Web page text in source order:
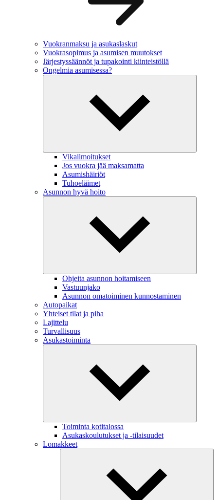
Vuokranmaksu ja asukaslaskut
Vuokrasopimus ja asumisen muutokset
Järjestyssäännöt ja tupakointi kiinteistöllä
Ongelmia asumisessa?
Vikailmoitukset
Jos vuokra jää maksamatta
Asumishäiriöt
Tuhoeläimet
Asunnon hyvä hoito
Ohjeita asunnon hoitamiseen
Vastuunjako
Asunnon omatoiminen kunnostaminen
Autopaikat
Yhteiset tilat ja piha
Lajittelu
Turvallisuus
Asukastoiminta
Toiminta kotitalossa
Asukaskoulutukset ja -tilaisuudet
Lomakkeet